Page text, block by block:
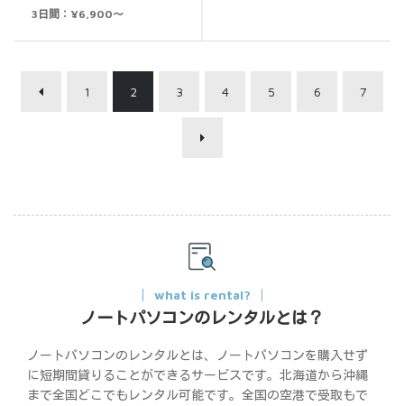
5段階中
3日間：¥6,900～
1 2 3 4 5 6 7
what is rental?
ノートパソコンのレンタルとは？
ノートパソコンのレンタルとは、ノートパソコンを購入せず
に短期間貸りることができるサービスです。北海道から沖縄
まで全国どこでもレンタル可能です。全国の空港で受取もで